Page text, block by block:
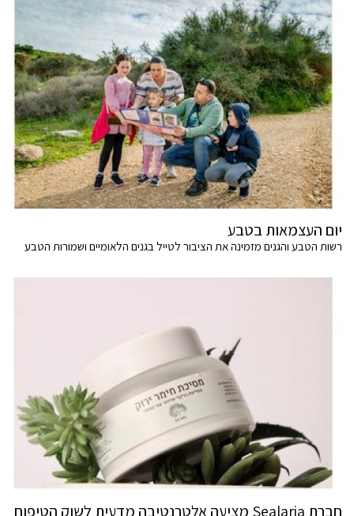
יום העצמאות בטבע
רשות הטבע והגנים מזמינה את הציבור לטייל בגנים הלאומיים ושמורות הטבע
חברת Sealaria מציעה אלטרנטיבה מדעית לשוק הטיפוח